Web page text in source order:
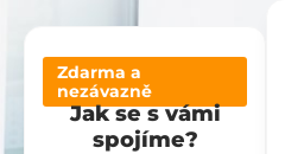
Zdarma a
nezávazně
Jak se s vámi
spojíme?